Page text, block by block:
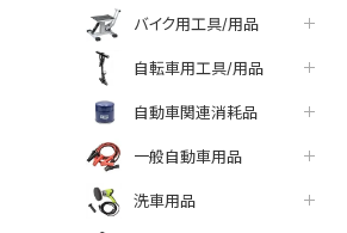
バイク用工具/用品
自転車用工具/用品
自動車関連消耗品
一般自動車用品
洗車用品